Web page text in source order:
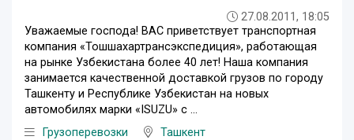
27.08.2011, 18:05
Уважаемые господа! ВАС приветствует транспортная
компания «Тошшахартрансэкспедиция», работающая
на рынке Узбекистана более 40 лет! Наша компания
занимается качественной доставкой грузов по городу
Ташкенту и Республике Узбекистан на новых
автомобилях марки «ISUZU» c ...
Грузоперевозки
Ташкент